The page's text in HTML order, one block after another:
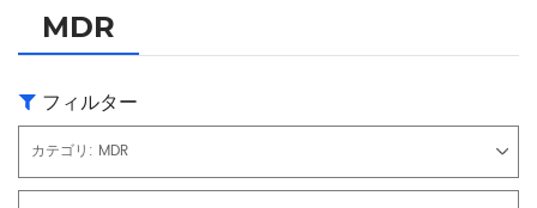
MDR
フィルター
カテゴリ: MDR